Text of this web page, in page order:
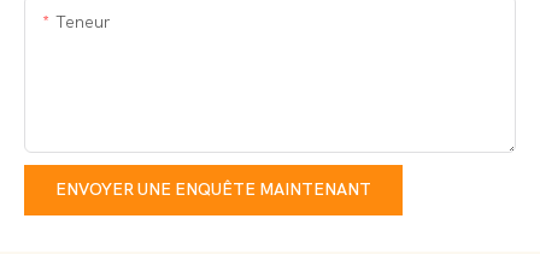
Teneur
ENVOYER UNE ENQUÊTE MAINTENANT